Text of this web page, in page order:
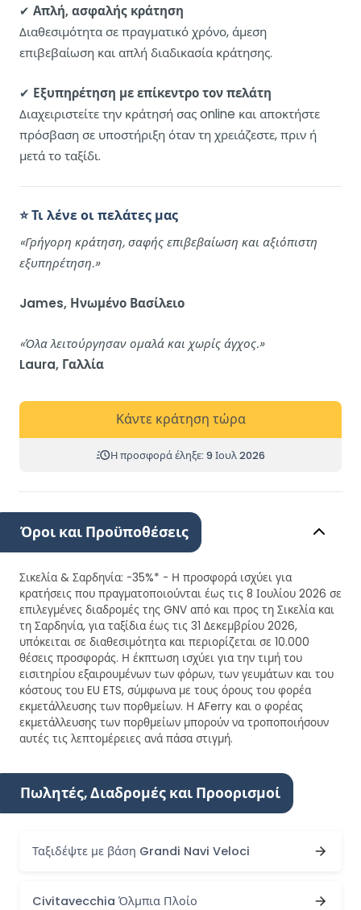
✔ Απλή, ασφαλής κράτηση
Διαθεσιμότητα σε πραγματικό χρόνο, άμεση
επιβεβαίωση και απλή διαδικασία κράτησης.
✔ Εξυπηρέτηση με επίκεντρο τον πελάτη
Διαχειριστείτε την κράτησή σας online και αποκτήστε
πρόσβαση σε υποστήριξη όταν τη χρειάζεστε, πριν ή
μετά το ταξίδι.
⭐ Τι λένε οι πελάτες μας
«Γρήγορη κράτηση, σαφής επιβεβαίωση και αξιόπιστη
εξυπηρέτηση.»
James, Ηνωμένο Βασίλειο
«Όλα λειτούργησαν ομαλά και χωρίς άγχος.»
Laura, Γαλλία
Κάντε κράτηση τώρα
Η προσφορά έληξε: 9 Ιουλ 2026
Όροι και Προϋποθέσεις
Σικελία & Σαρδηνία: -35%* - Η προσφορά ισχύει για
κρατήσεις που πραγματοποιούνται έως τις 8 Ιουλίου 2026 σε
επιλεγμένες διαδρομές της GNV από και προς τη Σικελία και
τη Σαρδηνία, για ταξίδια έως τις 31 Δεκεμβρίου 2026,
υπόκειται σε διαθεσιμότητα και περιορίζεται σε 10.000
θέσεις προσφοράς. Η έκπτωση ισχύει για την τιμή του
εισιτηρίου εξαιρουμένων των φόρων, των γευμάτων και του
κόστους του EU ETS, σύμφωνα με τους όρους του φορέα
εκμετάλλευσης των πορθμείων. Η AFerry και ο φορέας
εκμετάλλευσης των πορθμείων μπορούν να τροποποιήσουν
αυτές τις λεπτομέρειες ανά πάσα στιγμή.
Πωλητές, Διαδρομές και Προορισμοί
Ταξιδέψτε με βάση Grandi Navi Veloci
Civitavecchia Όλμπια Πλοίο